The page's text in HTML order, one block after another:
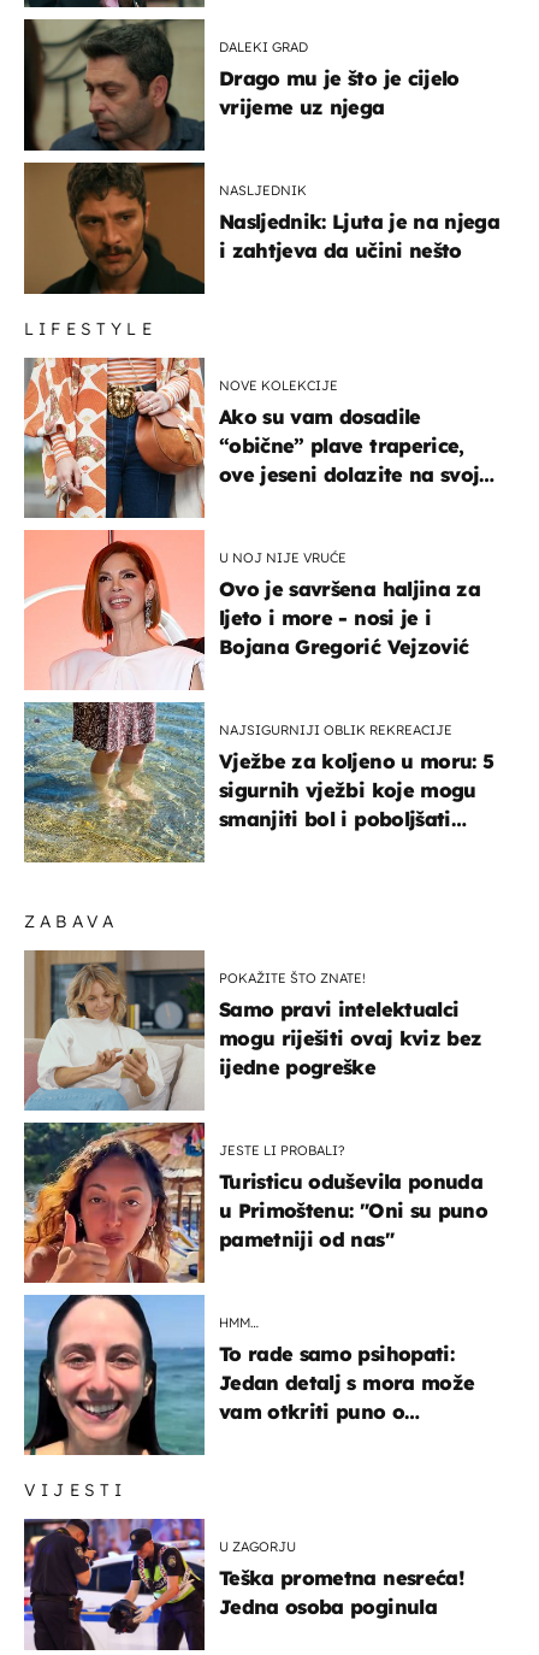
VIJESTI
U ZAGORJU
Teška prometna nesreća!
Jedna osoba poginula
ZABAVA
POKAŽITE ŠTO ZNATE!
Samo pravi intelektualci
mogu riješiti ovaj kviz bez
ijedne pogreške
JESTE LI PROBALI?
Turisticu oduševila ponuda
u Primoštenu: "Oni su puno
pametniji od nas"
HMM…
To rade samo psihopati:
Jedan detalj s mora može
vam otkriti puno o
DALEKI GRAD
Drago mu je što je cijelo
vrijeme uz njega
NASLJEDNIK
Nasljednik: Ljuta je na njega
i zahtjeva da učini nešto
LIFESTYLE
NOVE KOLEKCIJE
Ako su vam dosadile
“obične” plave traperice,
ove jeseni dolazite na svoje
U NOJ NIJE VRUĆE
Ovo je savršena haljina za
ljeto i more - nosi je i
Bojana Gregorić Vejzović
NAJSIGURNIJI OBLIK REKREACIJE
Vježbe za koljeno u moru: 5
sigurnih vježbi koje mogu
smanjiti bol i poboljšati